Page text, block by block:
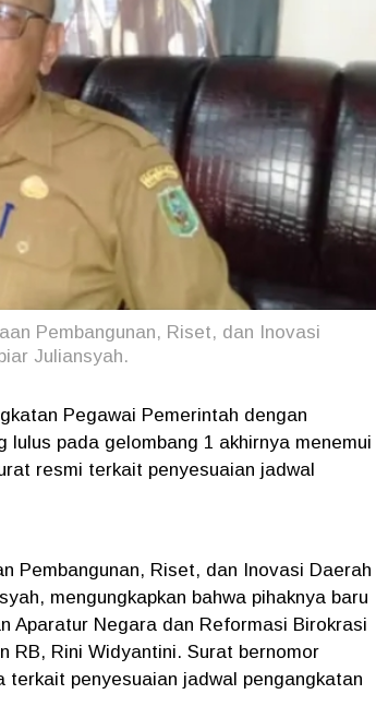
Pembangunan, Riset, dan Inovasi
Juliansyah.
Pegawai Pemerintah dengan
lulus pada gelombang 1 akhirnya menemui
resmi terkait penyesuaian jadwal
Pembangunan, Riset, dan Inovasi Daerah
mengungkapkan bahwa pihaknya baru
Aparatur Negara dan Reformasi Birokrasi
RB, Rini Widyantini. Surat bernomor
terkait penyesuaian jadwal pengangkatan